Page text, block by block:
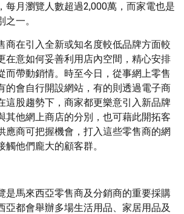
每月瀏覽人數超過2,000萬，而家電也是
一。
商在引入全新或知名度較低品牌方面較
在意如何妥善利用店內空間，精心安排
而帶動銷情。時至今日，從事網上零售
的會自行開設網站，有的則透過電子商
這股趨勢下，商家都更樂意引入新品牌
其他網上商店的分別，也可藉此開拓客
應商可把握機會，打入這些零售商的網
他們龐大的顧客群。
是馬來西亞零售商及分銷商的重要採購
亞都會舉辦多場生活用品、家居用品及